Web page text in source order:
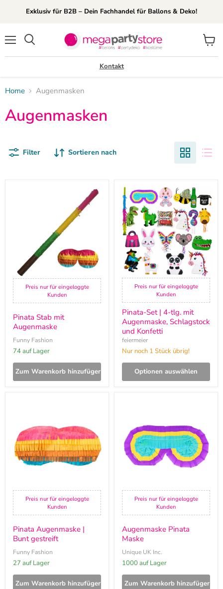
Exklusiv für B2B – Dein Fachhandel für Ballons & Deko!
Kontakt
Home Augenmasken
Augenmasken
Filter Sortieren nach
Preis nur für eingeloggte
Kunden
Pinata Stab mit
Augenmaske
Funny Fashion
74 auf Lager
Zum Warenkorb hinzufügen
Pinata-
Set
4-
tlg.
mit
Augenmaske,
Schlagstock
und
Konfetti
Preis nur für eingeloggte
Kunden
Pinata-Set | 4-tlg. mit
Augenmaske, Schlagstock
und Konfetti
feiermeier
Nur noch 1 Stück übrig!
Optionen auswählen
gestreift
Preis nur für eingeloggte
Kunden
Pinata Augenmaske |
Bunt gestreift
Funny Fashion
27 auf Lager
Zum Warenkorb hinzufügen
Preis nur für eingeloggte
Kunden
Augenmaske Pinata
Maske
Unique UK Inc.
1000 auf Lager
Zum Warenkorb hinzufügen